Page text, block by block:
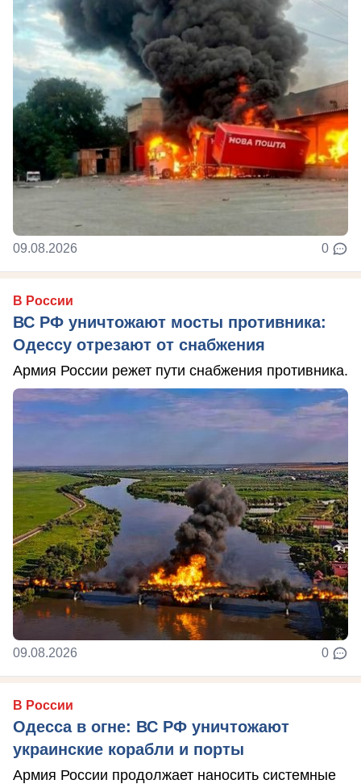
09.08.2026 0
В России
ВС РФ уничтожают мосты противника:
Одессу отрезают от снабжения
Армия России режет пути снабжения противника.
09.08.2026 0
В России
Одесса в огне: ВС РФ уничтожают
украинские корабли и порты
Армия России продолжает наносить системные